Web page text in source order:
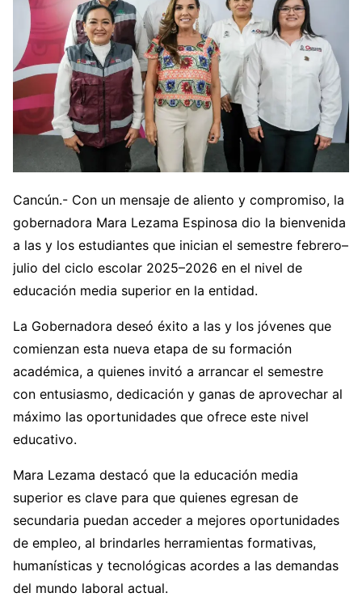
Cancún.- Con un mensaje de aliento y compromiso, la
gobernadora Mara Lezama Espinosa dio la bienvenida
a las y los estudiantes que inician el semestre febrero–
julio del ciclo escolar 2025–2026 en el nivel de
educación media superior en la entidad.
La Gobernadora deseó éxito a las y los jóvenes que
comienzan esta nueva etapa de su formación
académica, a quienes invitó a arrancar el semestre
con entusiasmo, dedicación y ganas de aprovechar al
máximo las oportunidades que ofrece este nivel
educativo.
Mara Lezama destacó que la educación media
superior es clave para que quienes egresan de
secundaria puedan acceder a mejores oportunidades
de empleo, al brindarles herramientas formativas,
humanísticas y tecnológicas acordes a las demandas
del mundo laboral actual.